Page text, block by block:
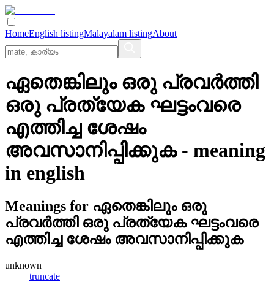
HomeEnglish listingMalayalam listingAbout
ഏതെങ്കിലും ഒരു പ്രവര്‍ത്തി
ഒരു പ്രത്യേക ഘട്ടംവരെ
എത്തിച്ച ശേഷം
അവസാനിപ്പിക്കുക- meaning
in english
Meanings for ഏതെങ്കിലും ഒരു
പ്രവര്‍ത്തി ഒരു പ്രത്യേക ഘട്ടംവരെ
എത്തിച്ച ശേഷം അവസാനിപ്പിക്കുക
unknown
truncate